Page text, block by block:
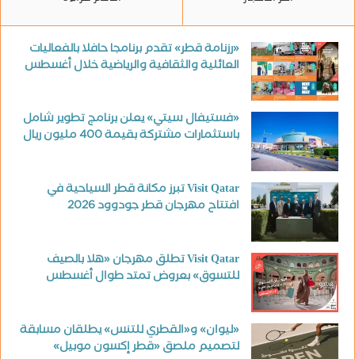
«رزنامة قطر» تقدم برنامجا حافلا بالفعاليات
العائلية والثقافية والرياضية خلال أغسطس
«فستيفال سيتي» يعلن برنامج تطوير شامل
باستثمارات مشتركة بقيمة 400 مليون ريال
Visit Qatar تبرز مكانة قطر السياحية في
افتتاح مهرجان قطر جودوود 2026
Visit Qatar تطلق مهرجان «هلا بالصيف
للتسوق» بعروض تمتد طوال أغسطس
«ليوان» و«القطري للتنس» يطلقان مسابقة
لتصميم ملصق «قطر إكسون موبيل»